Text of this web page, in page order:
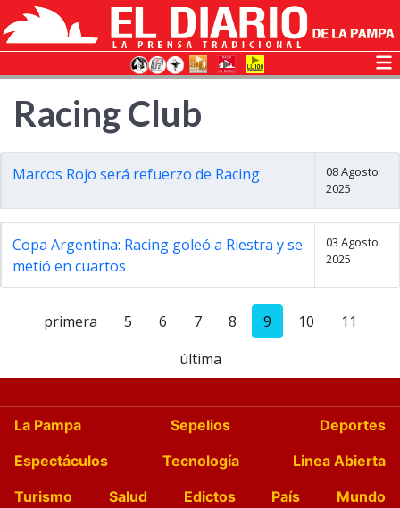
Racing Club
Marcos Rojo será refuerzo de Racing
08 Agosto
2025
Copa Argentina: Racing goleó a Riestra y se
metió en cuartos
03 Agosto
2025
primera 5 6 7 8 9 10
11
última
La Pampa Sepelios
Deportes
Espectáculos
Tecnología
Linea Abierta
Turismo
Salud Edictos País
Mundo